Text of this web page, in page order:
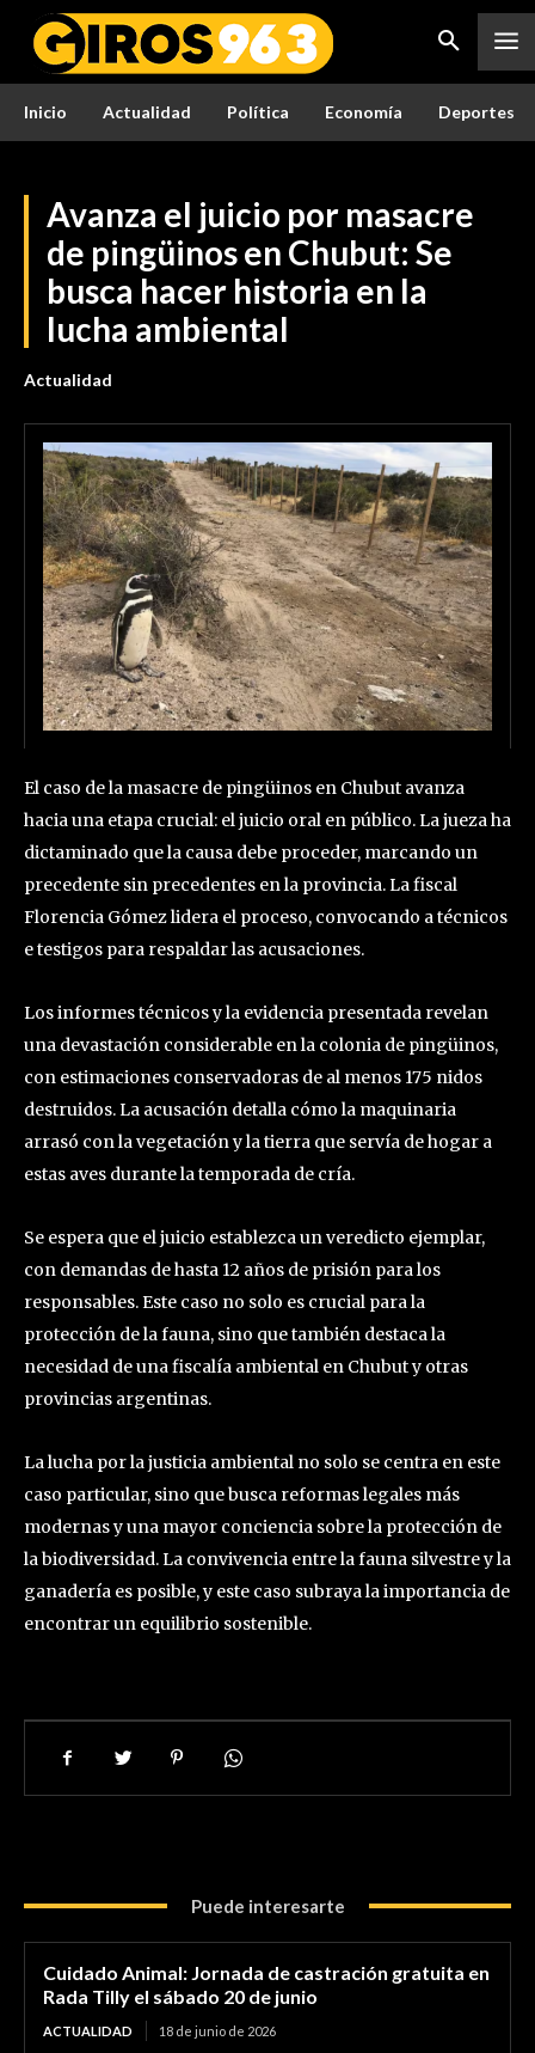
Inicio Actualidad Política Economía Deportes
Avanza el juicio por masacre
de pingüinos en Chubut: Se
busca hacer historia en la
lucha ambiental
Actualidad
El caso de la masacre de pingüinos en Chubut avanza
hacia una etapa crucial: el juicio oral en público. La jueza ha
dictaminado que la causa debe proceder, marcando un
precedente sin precedentes en la provincia. La fiscal
Florencia Gómez lidera el proceso, convocando a técnicos
e testigos para respaldar las acusaciones.
Los informes técnicos y la evidencia presentada revelan
una devastación considerable en la colonia de pingüinos,
con estimaciones conservadoras de al menos 175 nidos
destruidos. La acusación detalla cómo la maquinaria
arrasó con la vegetación y la tierra que servía de hogar a
estas aves durante la temporada de cría.
Se espera que el juicio establezca un veredicto ejemplar,
con demandas de hasta 12 años de prisión para los
responsables. Este caso no solo es crucial para la
protección de la fauna, sino que también destaca la
necesidad de una fiscalía ambiental en Chubut y otras
provincias argentinas.
La lucha por la justicia ambiental no solo se centra en este
caso particular, sino que busca reformas legales más
modernas y una mayor conciencia sobre la protección de
la biodiversidad. La convivencia entre la fauna silvestre y la
ganadería es posible, y este caso subraya la importancia de
encontrar un equilibrio sostenible.
Puede interesarte
Cuidado Animal: Jornada de castración gratuita en
Rada Tilly el sábado 20 de junio
ACTUALIDAD 18 de junio de 2026